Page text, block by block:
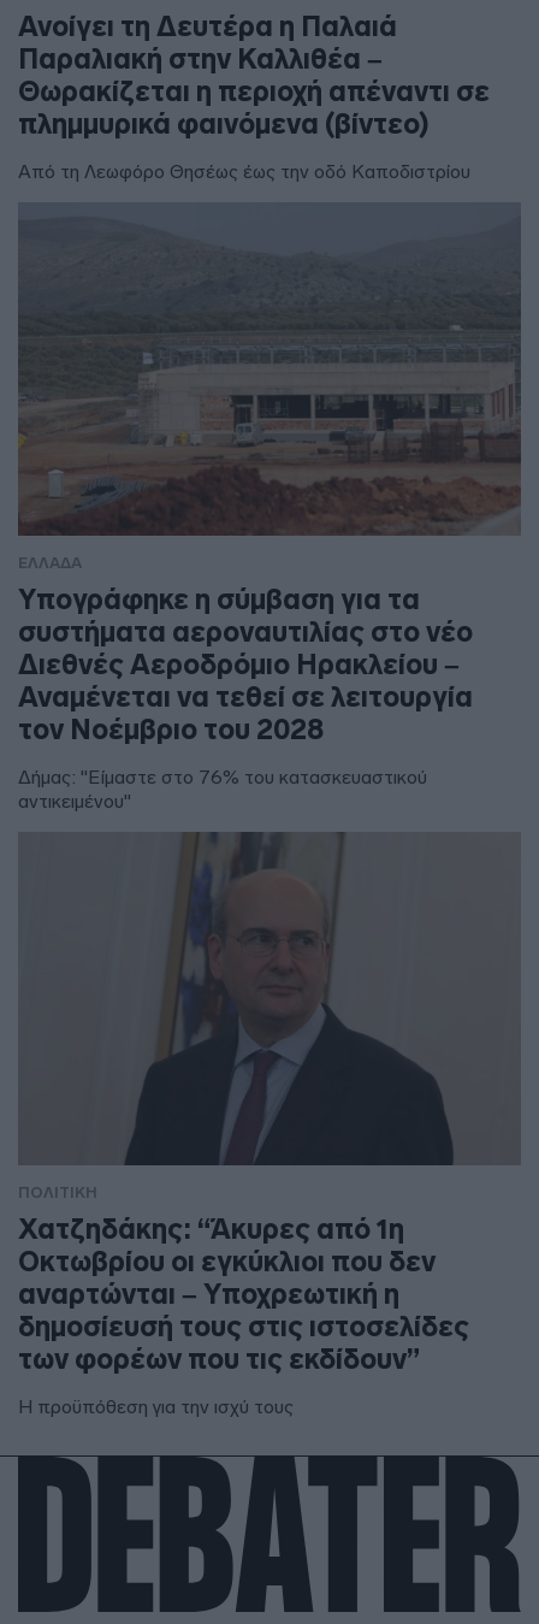
Ανοίγει τη Δευτέρα η Παλαιά
Παραλιακή στην Καλλιθέα –
Θωρακίζεται η περιοχή απέναντι σε
πλημμυρικά φαινόμενα (βίντεο)
Από τη Λεωφόρο Θησέως έως την οδό Καποδιστρίου
ΕΛΛΑΔΑ
Υπογράφηκε η σύμβαση για τα
συστήματα αεροναυτιλίας στο νέο
Διεθνές Αεροδρόμιο Ηρακλείου –
Αναμένεται να τεθεί σε λειτουργία
τον Νοέμβριο του 2028
Δήμας: "Είμαστε στο 76% του κατασκευαστικού
αντικειμένου"
ΠΟΛΙΤΙΚΗ
Χατζηδάκης: “Άκυρες από 1η
Οκτωβρίου οι εγκύκλιοι που δεν
αναρτώνται – Υποχρεωτική η
δημοσίευσή τους στις ιστοσελίδες
των φορέων που τις εκδίδουν”
Η προϋπόθεση για την ισχύ τους